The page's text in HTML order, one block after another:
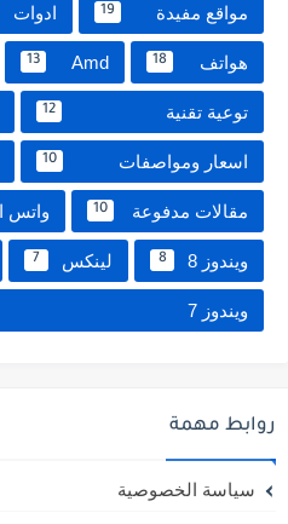
مواقع مفيدة 19 ادوات
هواتف 18
Amd
13
توعية تقنية 12
اسعار ومواصفات 10
مقالات مدفوعة 10 واتس
ويندوز 8 8 لينكس 7
ويندوز 7
روابط مهمة
سياسة الخصوصية